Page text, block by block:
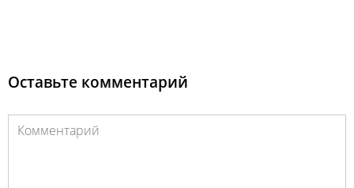
Оставьте комментарий